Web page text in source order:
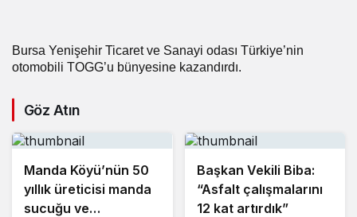
Bursa Yenişehir Ticaret ve Sanayi odası Türkiye’nin
otomobili TOGG’u bünyesine kazandırdı.
Göz Atın
Manda Köyü’nün 50
yıllık üreticisi manda
sucuğu ve
Başkan Vekili Biba:
“Asfalt çalışmalarını
12 kat artırdık”